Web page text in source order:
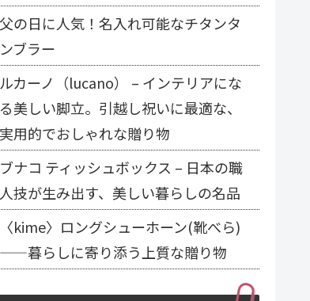
父の日に人気！名入れ可能なチタンタ
ンブラー
ルカーノ（lucano） – インテリアにな
る美しい脚立。引越し祝いに最適な、
実用的でおしゃれな贈り物
ブナコ ティッシュボックス – 日本の職
人技が生み出す、美しい暮らしの名品
〈kime〉ロングシューホーン(靴べら)
——暮らしに寄り添う上質な贈り物